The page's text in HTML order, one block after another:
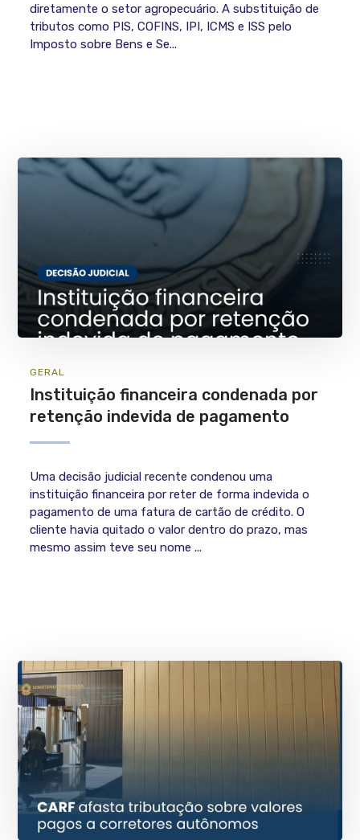
diretamente o setor agropecuário. A substituição de
tributos como PIS, COFINS, IPI, ICMS e ISS pelo
Imposto sobre Bens e Se...
GERAL
Instituição financeira condenada por
retenção indevida de pagamento
Uma decisão judicial recente condenou uma
instituição financeira por reter de forma indevida o
pagamento de uma fatura de cartão de crédito. O
cliente havia quitado o valor dentro do prazo, mas
mesmo assim teve seu nome ...